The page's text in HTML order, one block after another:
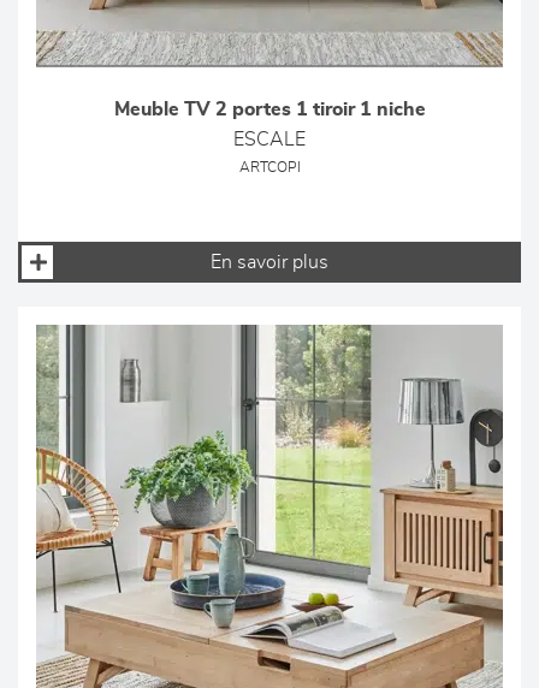
Meuble TV 2 portes 1 tiroir 1 niche
ESCALE
ARTCOPI
En savoir plus